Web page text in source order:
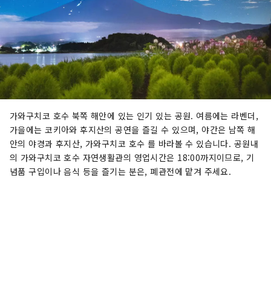
유라리」, 그리고 웅장한 후지산 전망과 함께 겨울
스포츠를 즐길 수 있는 「후지텐 스노 리조트」를
운영하고 있습니다. 앞으로도 후지산 북쪽 기슭 가
와구치호 지역에서 사계절에 따라 변화하는 후지산
의 아름다움을 전해드리겠습니다.
가와구치코 호수 북쪽 해안에 있는 인기 있는 공원. 여름에는 라벤더,
가을에는 코키아와 후지산의 공연을 즐길 수 있으며, 야간은 남쪽 해
안의 야경과 후지산, 가와구치코 호수 를 바라볼 수 있습니다. 공원내
의 가와구치코 호수 자연생활관의 영업시간은 18:00까지이므로, 기
념품 구입이나 음식 등을 즐기는 분은, 폐관전에 맡겨 주세요.